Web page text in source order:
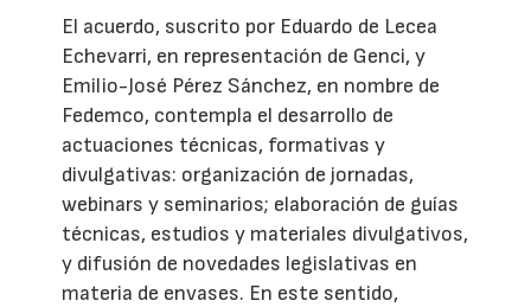
El acuerdo, suscrito por Eduardo de Lecea
Echevarri, en representación de Genci, y
Emilio-José Pérez Sánchez, en nombre de
Fedemco, contempla el desarrollo de
actuaciones técnicas, formativas y
divulgativas: organización de jornadas,
webinars y seminarios; elaboración de guías
técnicas, estudios y materiales divulgativos,
y difusión de novedades legislativas en
materia de envases. En este sentido,